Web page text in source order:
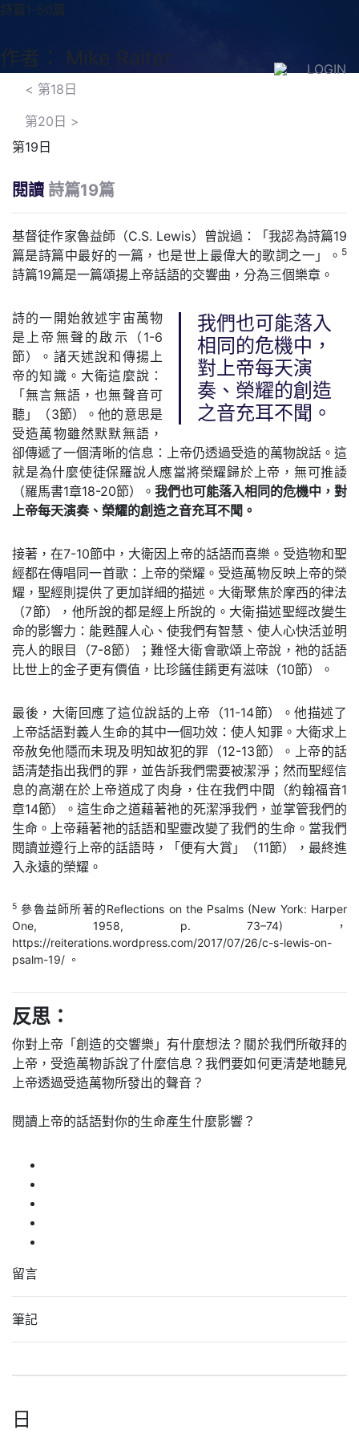
LOGIN
詩篇1-50篇
作者： Mike Raiter
< 第18日
第20日 >
第19日
閱讀 詩篇19篇
基督徒作家魯益師（C.S. Lewis）曾說過：「我認為詩篇19
篇是詩篇中最好的一篇，也是世上最偉大的歌詞之一」。 5
詩篇19篇是一篇頌揚上帝話語的交響曲，分為三個樂章。
我們也可能落入
相同的危機中，
對上帝每天演
奏、榮耀的創造
之音充耳不聞。
詩的一開始敘述宇宙萬物
是上帝無聲的啟示（1-6
節）。諸天述說和傳揚上
帝的知識。大衛這麼說：
「無言無語，也無聲音可
聽」（3節）。他的意思是
受造萬物雖然默默無語，
卻傳遞了一個清晰的信息：上帝仍透過受造的萬物說話。這
就是為什麼使徒保羅說人應當將榮耀歸於上帝，無可推諉
（羅馬書1章18-20節）。 我們也可能落入相同的危機中，對
上帝每天演奏、榮耀的創造之音充耳不聞。
接著，在7-10節中，大衛因上帝的話語而喜樂。受造物和聖
經都在傳唱同一首歌：上帝的榮耀。受造萬物反映上帝的榮
耀，聖經則提供了更加詳細的描述。大衛聚焦於摩西的律法
（7節），他所說的都是經上所說的。大衛描述聖經改變生
命的影響力：能甦醒人心、使我們有智慧、使人心快活並明
亮人的眼目（7-8節）；難怪大衛會歌頌上帝說，祂的話語
比世上的金子更有價值，比珍饈佳餚更有滋味（10節）。
最後，大衛回應了這位說話的上帝（11-14節）。他描述了
上帝話語對義人生命的其中一個功效：使人知罪。大衛求上
帝赦免他隱而未現及明知故犯的罪（12-13節）。上帝的話
語清楚指出我們的罪，並告訴我們需要被潔淨；然而聖經信
息的高潮在於上帝道成了肉身，住在我們中間（約翰福音1
章14節）。這生命之道藉著祂的死潔淨我們，並掌管我們的
生命。上帝藉著祂的話語和聖靈改變了我們的生命。當我們
閱讀並遵行上帝的話語時，「便有大賞」（11節），最終進
入永遠的榮耀。
5 參魯益師所著的Reflections on the Psalms (New York: Harper
One, 1958, p. 73–74)，
https://reiterations.wordpress.com/2017/07/26/c-s-lewis-on-
psalm-19/ 。
反思：
你對上帝「創造的交響樂」有什麼想法？關於我們所敬拜的
上帝，受造萬物訴說了什麼信息？我們要如何更清楚地聽見
上帝透過受造萬物所發出的聲音？
閱讀上帝的話語對你的生命產生什麼影響？
留言
筆記
日